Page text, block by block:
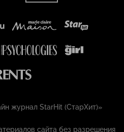
журнал StarHit (СтарХит)»
сайта без разрешения